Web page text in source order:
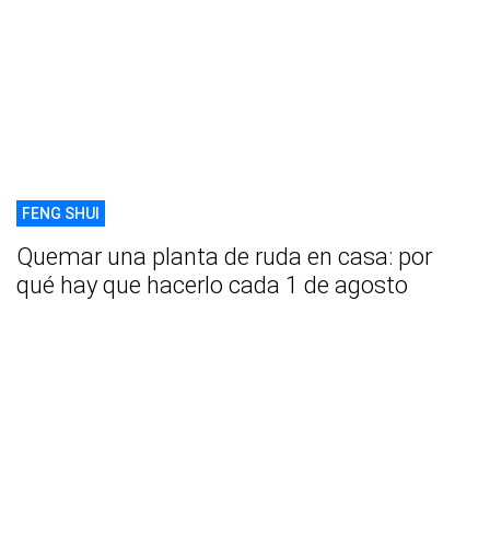
FENG SHUI
Quemar una planta de ruda en casa: por
qué hay que hacerlo cada 1 de agosto